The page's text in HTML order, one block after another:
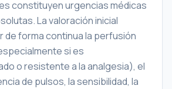
constituyen urgencias médicas
La valoración inicial
de forma continua la perfusión
si es
o resistente a la analgesia), el
de pulsos, la sensibilidad, la